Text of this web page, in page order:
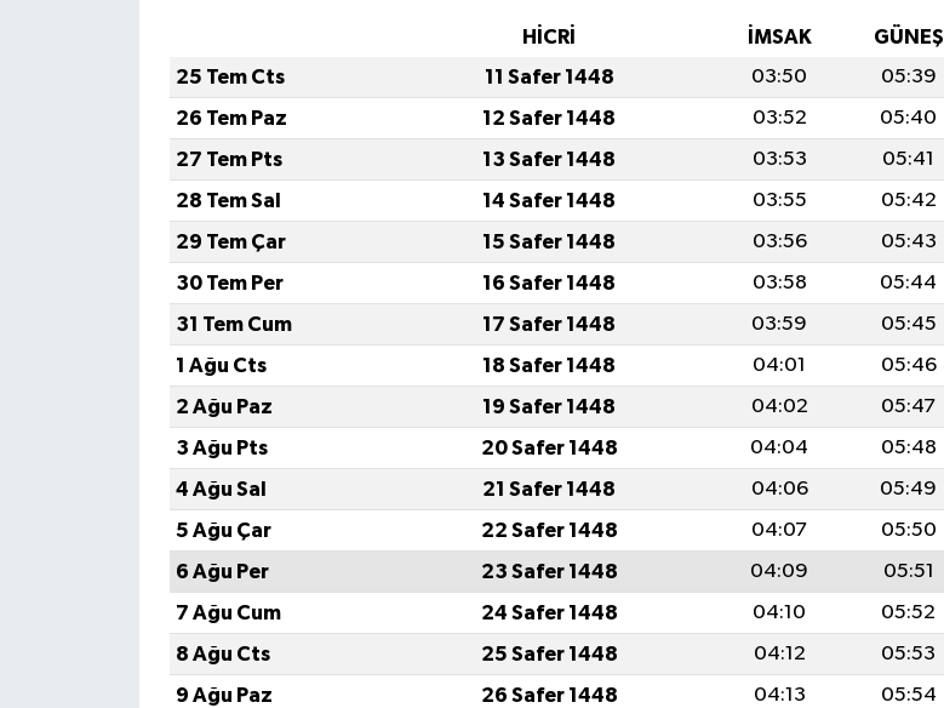
HİCRİ İMSAK GÜNEŞ
25 Tem Cts
11 Safer 1448 03:50 05:39
26 Tem Paz
12 Safer 1448 03:52 05:40
27 Tem Pts
13 Safer 1448 03:53 05:41
28 Tem Sal
14 Safer 1448 03:55 05:42
29 Tem Çar
15 Safer 1448 03:56 05:43
30 Tem Per
16 Safer 1448 03:58 05:44
31 Tem Cum
17 Safer 1448 03:59 05:45
1 Ağu Cts
18 Safer 1448 04:01 05:46
2 Ağu Paz
19 Safer 1448 04:02 05:47
3 Ağu Pts
20 Safer 1448 04:04 05:48
4 Ağu Sal
21 Safer 1448 04:06 05:49
5 Ağu Çar
22 Safer 1448 04:07 05:50
6 Ağu Per
23 Safer 1448 04:09 05:51
7 Ağu Cum
24 Safer 1448 04:10 05:52
8 Ağu Cts
25 Safer 1448 04:12 05:53
9 Ağu Paz
26 Safer 1448 04:13 05:54
Gayrimenkul
HABERDE İNSAN
KÜLTÜR SANAT